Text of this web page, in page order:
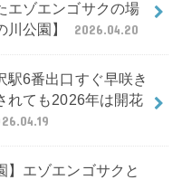
エゾエンゴサクの場
川公園】
2026.04.20
駅6番出口すぐ早咲き
れても2026年は開花
】エゾエンゴサクと